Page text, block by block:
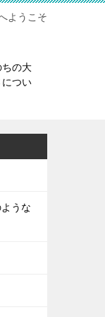
ようこそ
ちの大
につい
うな